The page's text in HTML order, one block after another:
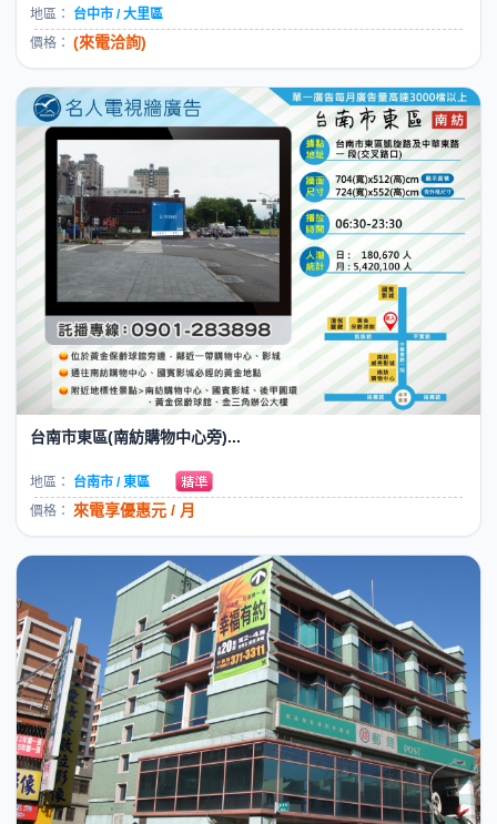
地區：
台中市 / 大里區
價格： (來電洽詢)
台南市東區(南紡購物中心旁)...
地區：
台南市 / 東區
價格： 來電享優惠元 / 月